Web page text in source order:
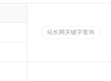
站长网关键字查询